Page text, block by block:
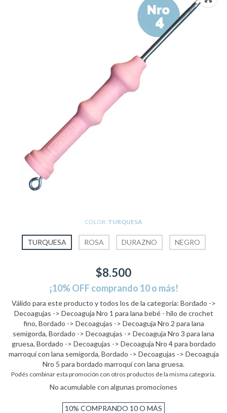
COLOR: TURQUESA
TURQUESA ROSA DURAZNO NEGRO
$8.500
¡10% OFF comprando 10 o más!
Válido para este producto y todos los de la categoría: Bordado ->
Decoagujas -> Decoaguja Nro 1 para lana bebé - hilo de crochet
fino, Bordado -> Decoagujas -> Decoaguja Nro 2 para lana
semigorda, Bordado -> Decoagujas -> Decoaguja Nro 3 para lana
gruesa, Bordado -> Decoagujas -> Decoaguja Nro 4 para bordado
marroquí con lana semigorda, Bordado -> Decoagujas -> Decoaguja
Nro 5 para bordado marroquí con lana gruesa.
Podés combinar esta promoción con otros productos de la misma categoría.
No acumulable con algunas promociones
10% COMPRANDO 10 O MÁS